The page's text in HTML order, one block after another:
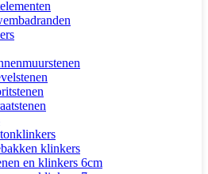
klinkers
en klinkers 6cm